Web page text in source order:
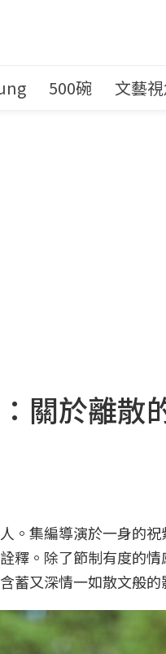
500碗 文藝
關於離散
。集編導演於一身的
釋。除了節制有度的
蓄又深情一如散文般的